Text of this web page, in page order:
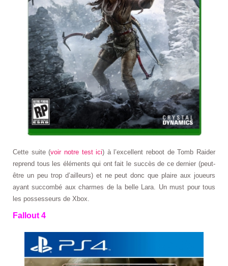
Cette suite (voir notre test ici) à l’excellent reboot de Tomb Raider
reprend tous les éléments qui ont fait le succès de ce dernier (peut-
être un peu trop d’ailleurs) et ne peut donc que plaire aux joueurs
ayant succombé aux charmes de la belle Lara. Un must pour tous
les possesseurs de Xbox.
Fallout 4